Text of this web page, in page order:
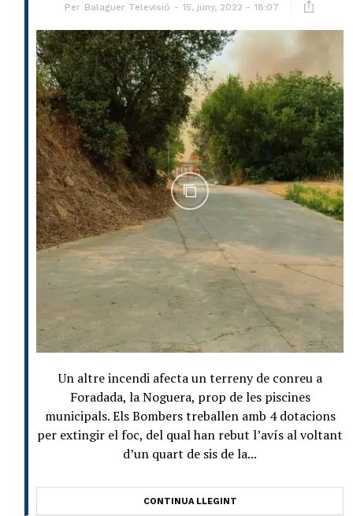
Per Balaguer Televisió 15, juny, 2022 - 18:07
Un altre incendi afecta un terreny de conreu a
Foradada, la Noguera, prop de les piscines
municipals. Els Bombers treballen amb 4 dotacions
per extingir el foc, del qual han rebut l’avís al voltant
d’un quart de sis de la...
CONTINUA LLEGINT